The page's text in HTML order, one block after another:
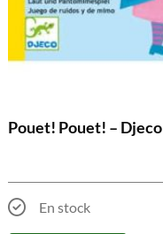
Pouet! Pouet! – Djeco
En stock